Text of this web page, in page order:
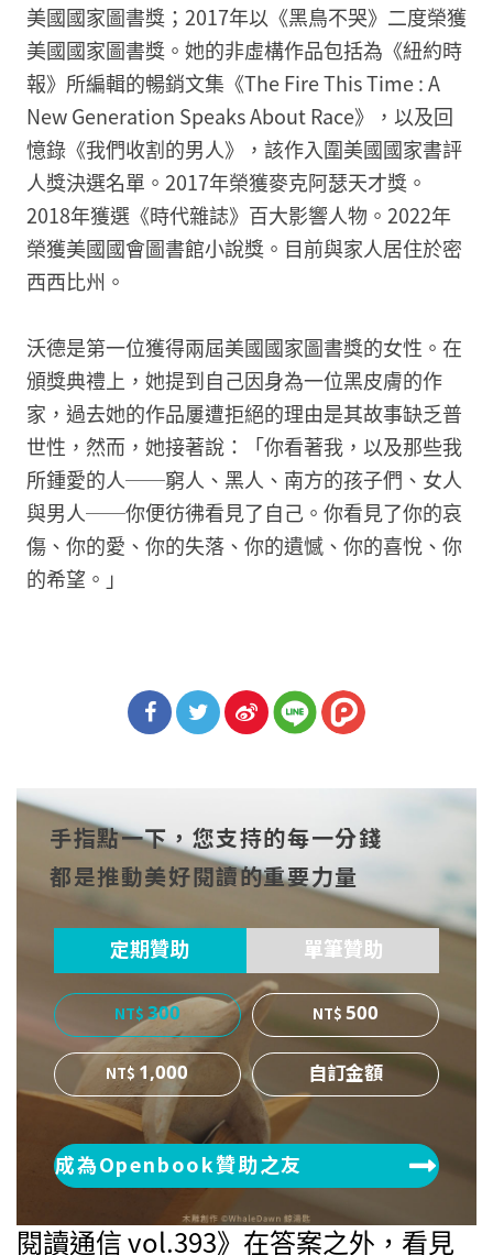
美國國家圖書獎；2017年以《黑鳥不哭》二度榮獲
美國國家圖書獎。她的非虛構作品包括為《紐約時
報》所編輯的暢銷文集《The Fire This Time : A
New Generation Speaks About Race》，以及回
憶錄《我們收割的男人》，該作入圍美國國家書評
人獎決選名單。2017年榮獲麥克阿瑟天才獎。
2018年獲選《時代雜誌》百大影響人物。2022年
榮獲美國國會圖書館小說獎。目前與家人居住於密
西西比州。
沃德是第一位獲得兩屆美國國家圖書獎的女性。在
頒獎典禮上，她提到自己因身為一位黑皮膚的作
家，過去她的作品屢遭拒絕的理由是其故事缺乏普
世性，然而，她接著說：「你看著我，以及那些我
所鍾愛的人──窮人、黑人、南方的孩子們、女人
與男人──你便彷彿看見了自己。你看見了你的哀
傷、你的愛、你的失落、你的遺憾、你的喜悅、你
的希望。」
cebo
ok
witt
er
博
手指點一下，您支持的每一分錢
都是推動美好閱讀的重要力量
定期贊助 單筆贊助
300
500
1,000
成為Openbook贊助之友
閱讀通信 vol.393》在答案之外，看見